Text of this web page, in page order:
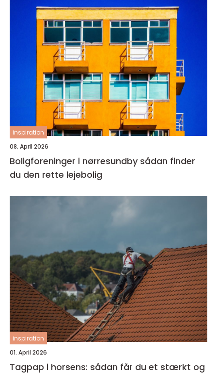
inspiration
08. April 2026
Boligforeninger i nørresundby sådan finder
du den rette lejebolig
inspiration
01. April 2026
Tagpap i horsens: sådan får du et stærkt og